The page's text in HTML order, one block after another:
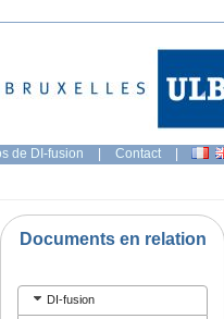
de DI-fusion | Contact |
Documents en relation
DI-fusion